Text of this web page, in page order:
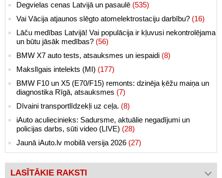
Degvielas cenas Latvijā un pasaulē (535)
Vai Vācija atjaunos slēgto atomelektrostaciju darbību? (16)
Lāču medības Latvijā! Vai populācija ir kļuvusi nekontrolējama
un būtu jāsāk medības? (56)
BMW X7 auto tests, atsauksmes un iespaidi (8)
Makslīgais intelekts (MI) (177)
BMW F10 un X5 (E70/F15) remonts: dzinēja ķēžu maiņa un
diagnostika Rīgā, atsauksmes (7)
Dīvaini transportlīdzekļi uz ceļa. (8)
iAuto aculiecinieks: Sadursme, aktuālie negadījumi un
policijas darbs, sūti video (LIVE) (28)
Jaunā iAuto.lv mobilā versija 2026 (27)
LASĪTĀKIE RAKSTI